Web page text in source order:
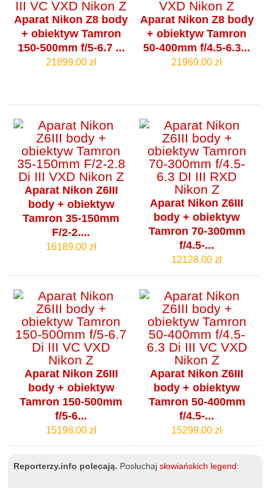
Aparat Nikon Z8 body
+ obiektyw Tamron
150-500mm f/5-6.7 ...
21899.00 zł
Aparat Nikon Z8 body
+ obiektyw Tamron
50-400mm f/4.5-6.3...
21969.00 zł
Aparat Nikon Z6III
body + obiektyw
Tamron 35-150mm
F/2-2....
16189.00 zł
Aparat Nikon Z6III
body + obiektyw
Tamron 70-300mm
f/4.5-...
12128.00 zł
Aparat Nikon Z6III
body + obiektyw
Tamron 150-500mm
f/5-6...
15198.00 zł
Aparat Nikon Z6III
body + obiektyw
Tamron 50-400mm
f/4.5-...
15299.00 zł
Reporterzy.info polecają. Posłuchajsłowiańskich legend :